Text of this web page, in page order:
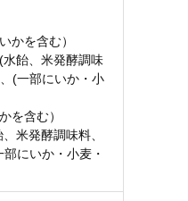
かを含む）
水飴、米発酵調味
(一部にいか・小
を含む）
米発酵調味料、
にいか・小麦・